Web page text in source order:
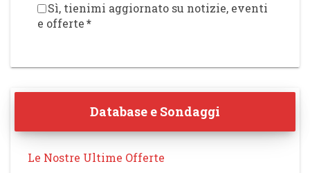
Sì, tienimi aggiornato su notizie, eventi
e offerte*
Database e Sondaggi
Le Nostre Ultime Offerte